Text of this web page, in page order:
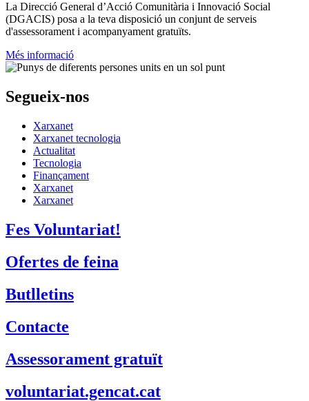
La Direcció General d’Acció Comunitària i Innovació Social
(DGACIS) posa a la teva disposició un conjunt de serveis
d'assessorament i acompanyament gratuïts.
Més informació
Segueix-nos
Xarxanet
Xarxanet tecnologia
Actualitat
Tecnologia
Finançament
Xarxanet
Xarxanet
Fes Voluntariat!
Ofertes de feina
Butlletins
Contacte
Assessorament gratuït
voluntariat.gencat.cat